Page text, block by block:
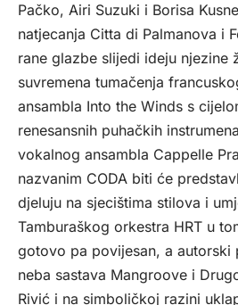
Pačko, Airi Suzuki i Borisa
natjecanja Citta di Palmanova i
rane glazbe slijedi ideju njezine
suvremena tumačenja
ansambla Into the Winds s
renesansnih puhačkih
vokalnog ansambla Cappelle
nazvanim CODA biti će
djeluju na sjecištima stilova i
Tamburaškog orkestra HRT u
gotovo pa povijesan, a autorski
neba sastava Mangroove i
Rivić i na simboličkoj razini